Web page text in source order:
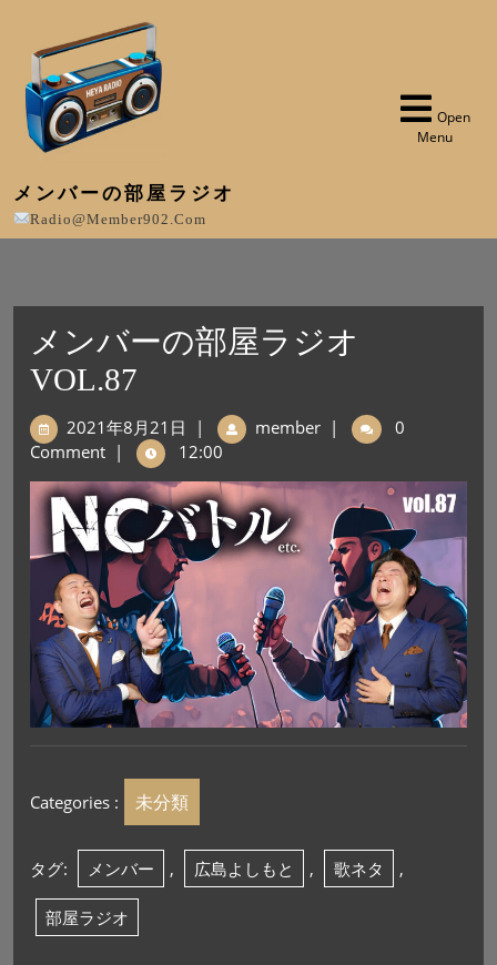
メンバーの部屋ラジオ
Radio@member902.com
Open
Menu
メンバーの部屋ラジオ
VOL.87
2021年8月21日 | member |
0
Comment | 12:00
Categories : 未分類
タグ: メンバー , 広島よしもと , 歌ネタ ,
部屋ラジオ